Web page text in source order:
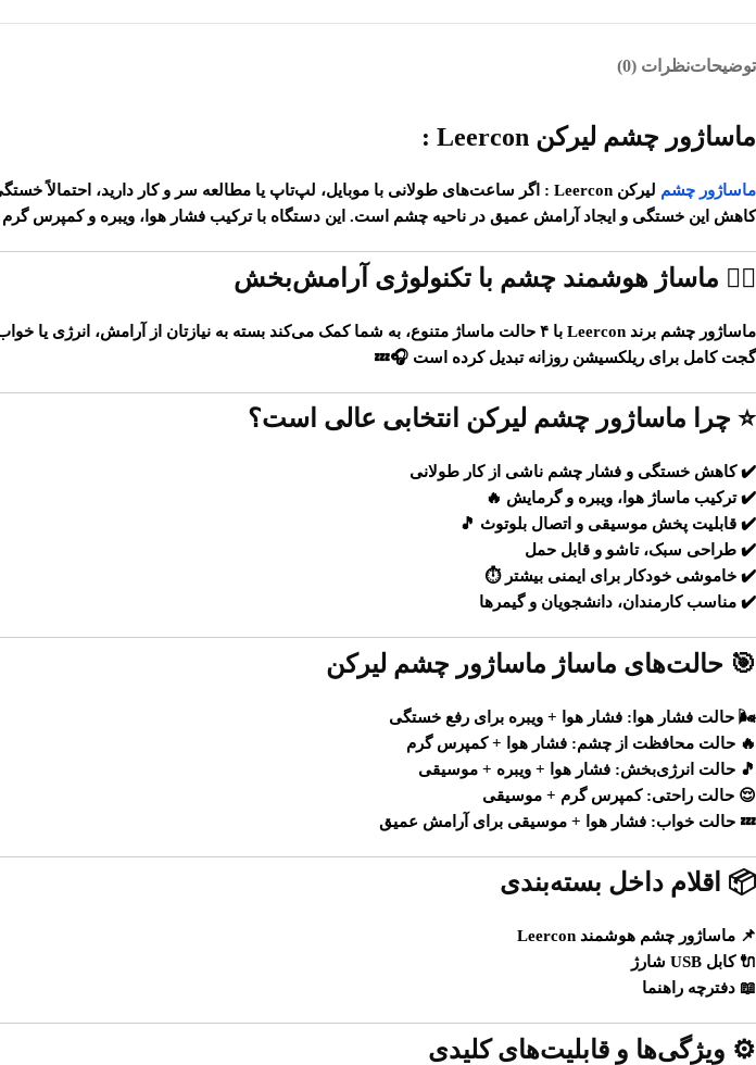
توضیحاتنظرات (0)
ماساژور چشم لیرکن Leercon :
ماساژور چشم لیرکن Leercon : اگر ساعت‌های طولانی با موبایل، لپ‌تاپ یا مطالعه سر و کار دارید، احتمالاً خستگی، خشکی و فشار چشم برایتان آشناست.
کاهش این خستگی و ایجاد آرامش عمیق در ناحیه چشم است. این دستگاه با ترکیب فشار هوا، ویبره و کمپرس گرم
💆‍♂️ ماساژ هوشمند چشم با تکنولوژی آرامش‌بخش
ماساژور چشم برند Leercon
گجت کامل برای ریلکسیشن روزانه تبدیل کرده است 🎧💤
⭐ چرا ماساژور چشم لیرکن انتخابی عالی است؟
✔️ کاهش خستگی و فشار چشم ناشی از کار طولانی
✔️ ترکیب ماساژ هوا، ویبره و گرمایش 🔥
✔️ قابلیت پخش موسیقی و اتصال بلوتوث 🎵
✔️ طراحی سبک، تاشو و قابل حمل
✔️ خاموشی خودکار برای ایمنی بیشتر ⏱️
✔️ مناسب کارمندان، دانشجویان و گیمرها
🎯 حالت‌های ماساژ ماساژور چشم لیرکن
🌬️ حالت فشار هوا: فشار هوا + ویبره برای رفع خستگی
🔥 حالت محافظت از چشم: فشار هوا + کمپرس گرم
🎵 حالت انرژی‌بخش: فشار هوا + ویبره + موسیقی
😌 حالت راحتی: کمپرس گرم + موسیقی
💤 حالت خواب: فشار هوا + موسیقی برای آرامش عمیق
📦 اقلام داخل بسته‌بندی
📌 ماساژور چشم هوشمند Leercon
🔌 کابل USB شارژ
📖 دفترچه راهنما
⚙️ ویژگی‌ها و قابلیت‌های کلیدی